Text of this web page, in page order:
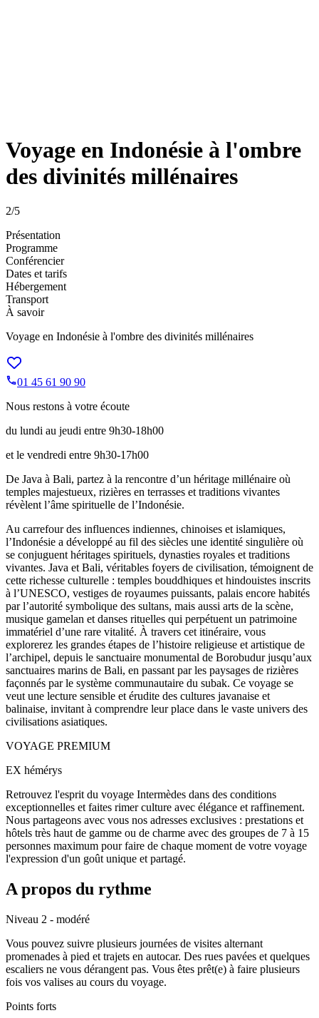
Voyage en Indonésie à l'ombre
des divinités millénaires
2/5
Présentation
Programme
Conférencier
Dates et tarifs
Hébergement
Transport
À savoir
Voyage en Indonésie à l'ombre des divinités millénaires
01 45 61 90 90
Nous restons à votre écoute
du lundi au jeudi entre 9h30-18h00
et le vendredi entre 9h30-17h00
De Java à Bali, partez à la rencontre d’un héritage millénaire où
temples majestueux, rizières en terrasses et traditions vivantes
révèlent l’âme spirituelle de l’Indonésie.
Au carrefour des influences indiennes, chinoises et islamiques,
l’Indonésie a développé au fil des siècles une identité singulière où
se conjuguent héritages spirituels, dynasties royales et traditions
vivantes. Java et Bali, véritables foyers de civilisation, témoignent de
cette richesse culturelle : temples bouddhiques et hindouistes inscrits
à l’UNESCO, vestiges de royaumes puissants, palais encore habités
par l’autorité symbolique des sultans, mais aussi arts de la scène,
musique gamelan et danses rituelles qui perpétuent un patrimoine
immatériel d’une rare vitalité. À travers cet itinéraire, vous
explorerez les grandes étapes de l’histoire religieuse et artistique de
l’archipel, depuis le sanctuaire monumental de Borobudur jusqu’aux
sanctuaires marins de Bali, en passant par les paysages de rizières
façonnés par le système communautaire du subak. Ce voyage se
veut une lecture sensible et érudite des cultures javanaise et
balinaise, invitant à comprendre leur place dans le vaste univers des
civilisations asiatiques.
VOYAGE PREMIUM
EX hémérys
Retrouvez l'esprit du voyage Intermèdes dans des conditions
exceptionnelles et faites rimer culture avec élégance et raffinement.
Nous partageons avec vous nos adresses exclusives : prestations et
hôtels très haut de gamme ou de charme avec des groupes de 7 à 15
personnes maximum pour faire de chaque moment de votre voyage
l'expression d'un goût unique et partagé.
A propos du rythme
Niveau 2 - modéré
Vous pouvez suivre plusieurs journées de visites alternant
promenades à pied et trajets en autocar. Des rues pavées et quelques
escaliers ne vous dérangent pas. Vous êtes prêt(e) à faire plusieurs
fois vos valises au cours du voyage.
Points forts